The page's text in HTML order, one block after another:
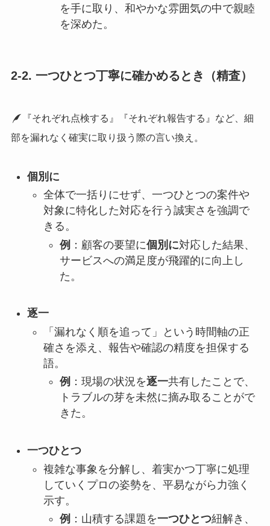
を手に取り、和やかな雰囲気の中で親睦
を深めた。
2-2. 一つひとつ丁寧に確かめるとき（精査）
『それぞれ点検する』『それぞれ報告する』など、細
部を漏れなく確実に取り扱う際の言い換え。
個別に
全体で一括りにせず、一つひとつの案件や
対象に特化した対応を行う誠実さを強調で
きる。
例 ：顧客の要望に個別に対応した結果、
サービスへの満足度が飛躍的に向上し
た。
逐一
「漏れなく順を追って」という時間軸の正
確さを添え、報告や確認の精度を担保する
語。
例 ：現場の状況を逐一共有したことで、
トラブルの芽を未然に摘み取ることがで
きた。
一つひとつ
複雑な事象を分解し、着実かつ丁寧に処理
していくプロの姿勢を、平易ながら力強く
示す。
例 ：山積する課題を一つひとつ紐解き、